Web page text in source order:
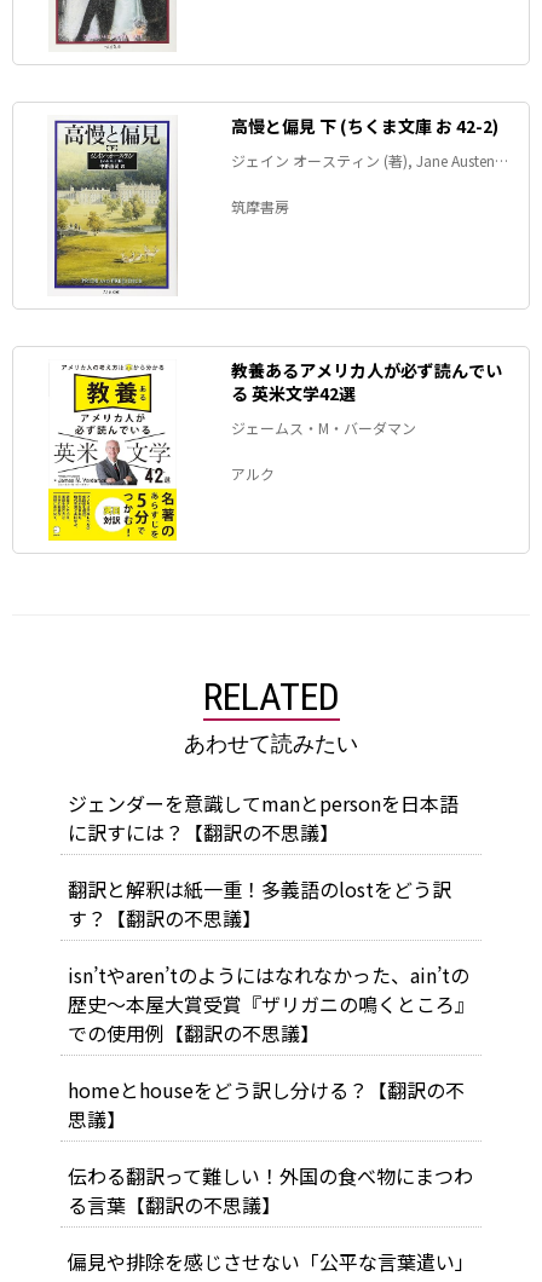
高慢と偏見 下 (ちくま文庫 お 42-2)
ジェイン オースティン (著), Jane Austen
筑摩書房
教養あるアメリカ人が必ず読んでい
る 英米文学42選
ジェームス・M・バーダマン
アルク
RELATED
あわせて読みたい
ジェンダーを意識してmanとpersonを日本語
に訳すには？【翻訳の不思議】
翻訳と解釈は紙一重！多義語のlostをどう訳
す？【翻訳の不思議】
isn’tやaren’tのようにはなれなかった、ain’tの
歴史～本屋大賞受賞『ザリガニの鳴くところ』
での使用例【翻訳の不思議】
homeとhouseをどう訳し分ける？【翻訳の不
思議】
伝わる翻訳って難しい！外国の食べ物にまつわ
る言葉【翻訳の不思議】
偏見や排除を感じさせない「公平な言葉遣い」